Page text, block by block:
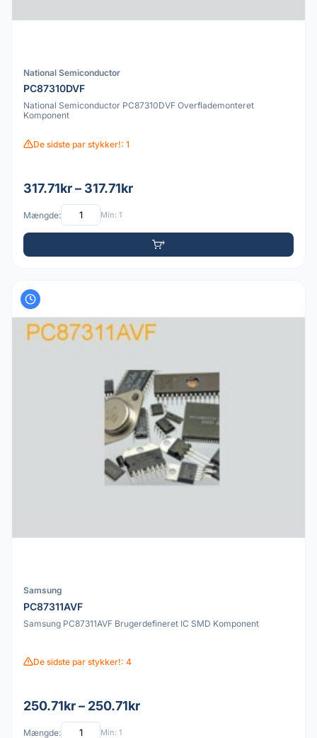
National Semiconductor
PC87310DVF
National Semiconductor PC87310DVF Overflademonteret
Komponent
De sidste par stykker!: 1
317.71kr – 317.71kr
Mængde: Min: 1
Samsung
PC87311AVF
Samsung PC87311AVF Brugerdefineret IC SMD Komponent
De sidste par stykker!: 4
250.71kr – 250.71kr
Mængde: Min: 1